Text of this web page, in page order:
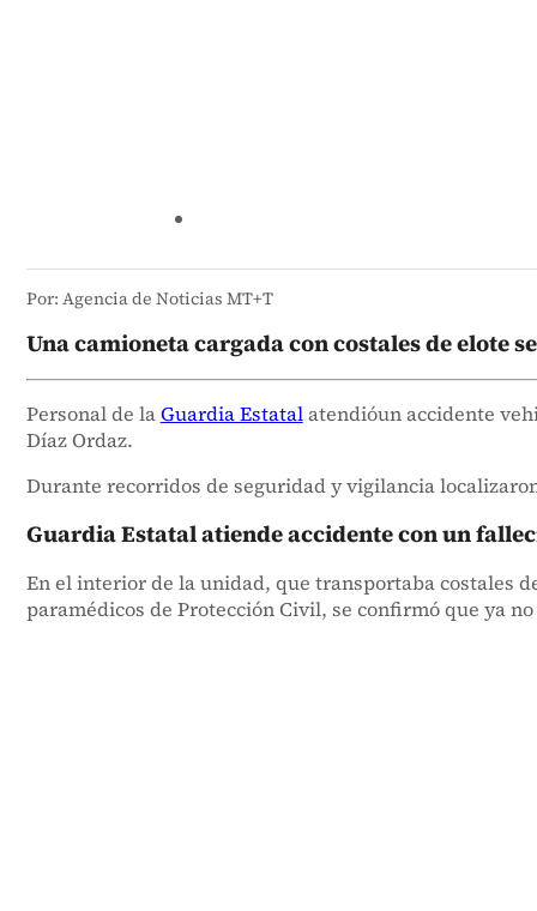
Por: Agencia de Noticias MT+T
Una camioneta cargada con costales de elote
Personal de laGuardia Estatalatendióun accidente
Díaz Ordaz.
Durante recorridos de seguridad y vigilancia
Guardia Estatal atiende accidente con un
En el interior de la unidad, que transportaba costales
paramédicos de Protección Civil, se confirmó que ya